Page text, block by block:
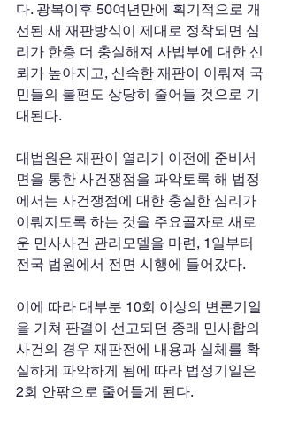
다. 광복이후 50여년만에 획기적으로 개
선된 새 재판방식이 제대로 정착되면 심
리가 한층 더 충실해져 사법부에 대한 신
뢰가 높아지고, 신속한 재판이 이뤄져 국
민들의 불편도 상당히 줄어들 것으로 기
대된다.
대법원은 재판이 열리기 이전에 준비서
면을 통한 사건쟁점을 파악토록 해 법정
에서는 사건쟁점에 대한 충실한 심리가
이뤄지도록 하는 것을 주요골자로 새로
운 민사사건 관리모델을 마련, 1일부터
전국 법원에서 전면 시행에 들어갔다.
이에 따라 대부분 10회 이상의 변론기일
을 거쳐 판결이 선고되던 종래 민사합의
사건의 경우 재판전에 내용과 실체를 확
실하게 파악하게 됨에 따라 법정기일은
2회 안팎으로 줄어들게 된다.